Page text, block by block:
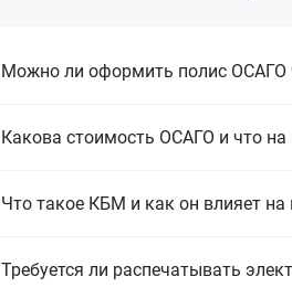
Можно ли оформить полис ОСАГО
Какова стоимость ОСАГО и что на
Что такое КБМ и как он влияет на
Требуется ли распечатывать